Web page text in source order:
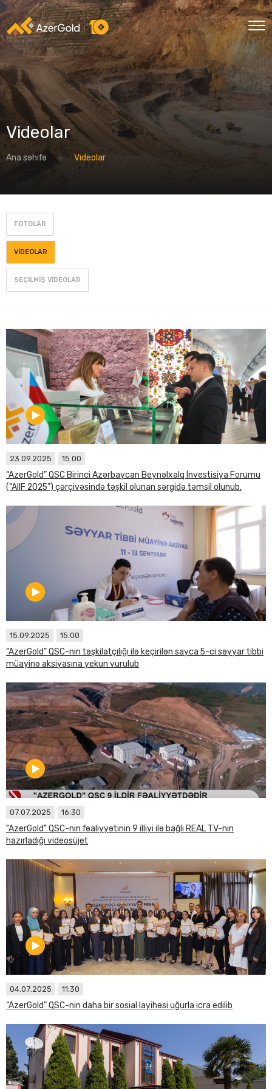
Videolar
Ana səhifə Videolar
FOTOLAR
VIDEOLAR
SEÇILMIŞ VIDEOLAR
23.09.2025 15:00
“AzerGold” QSC Birinci Azərbaycan Beynəlxalq İnvestisiya Forumu
(“AIIF 2025”) çərçivəsində təşkil olunan sərgidə təmsil olunub.
15.09.2025 15:00
“AzerGold” QSC-nin təşkilatçılığı ilə keçirilən sayca 5-ci səyyar tibbi
müayinə aksiyasına yekun vurulub
07.07.2025 16:30
"AzerGold" QSC-nin fəaliyyətinin 9 illiyi ilə bağlı REAL TV-nin
hazırladığı videosüjet
04.07.2025 11:30
“AzerGold” QSC-nin daha bir sosial layihəsi uğurla icra edilib